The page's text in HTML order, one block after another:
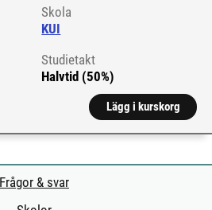
Skola
KUI
Studietakt
Halvtid (50%)
Lägg i kurskorg
Frågor & svar